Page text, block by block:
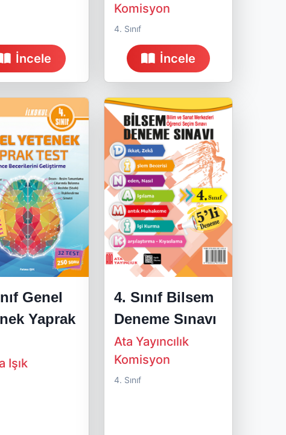
İncele
Komisyon
4. Sınıf
İncele
Genel
Yaprak
Işık
4. Sınıf Bilsem
Deneme Sınavı
Ata Yayıncılık
Komisyon
4. Sınıf